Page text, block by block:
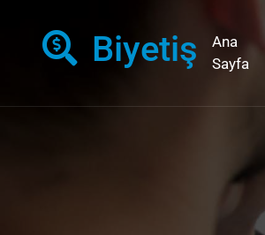
Biyetiş
Ana
Sayfa